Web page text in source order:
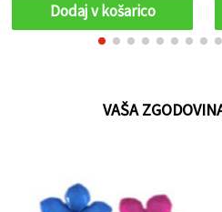
Dodaj v košarico
VAŠA